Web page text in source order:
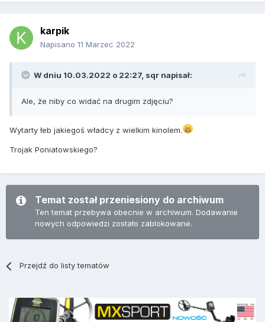
karpik
Napisano 11 Marzec 2022
W dniu 10.03.2022 o 22:27, sqr napisał:
Ale, że niby co widać na drugim zdjęciu?
Wytarty łeb jakiegoś władcy z wielkim kinolem.
Trojak Poniatowskiego?
Temat został przeniesiony do archiwum
Ten temat przebywa obecnie w archiwum. Dodawanie
nowych odpowiedzi zostało zablokowane.
Przejdź do listy tematów